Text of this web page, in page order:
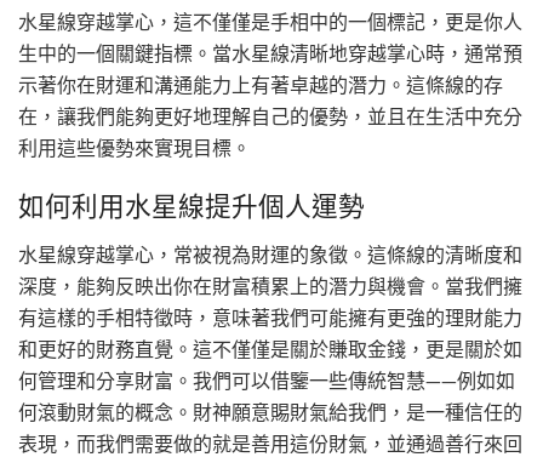
水星線穿越掌心，這不僅僅是手相中的一個標記，更是你人
生中的一個關鍵指標。當水星線清晰地穿越掌心時，通常預
示著你在財運和溝通能力上有著卓越的潛力。這條線的存
在，讓我們能夠更好地理解自己的優勢，並且在生活中充分
利用這些優勢來實現目標。
如何利用水星線提升個人運勢
水星線穿越掌心，常被視為財運的象徵。這條線的清晰度和
深度，能夠反映出你在財富積累上的潛力與機會。當我們擁
有這樣的手相特徵時，意味著我們可能擁有更強的理財能力
和更好的財務直覺。這不僅僅是關於賺取金錢，更是關於如
何管理和分享財富。我們可以借鑒一些傳統智慧——例如如
何滾動財氣的概念。財神願意賜財氣給我們，是一種信任的
表現，而我們需要做的就是善用這份財氣，並通過善行來回